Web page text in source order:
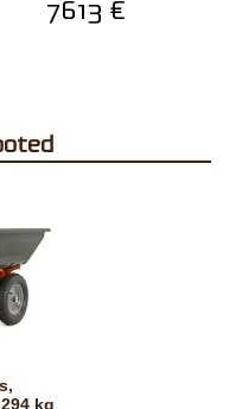
7613 €
kg